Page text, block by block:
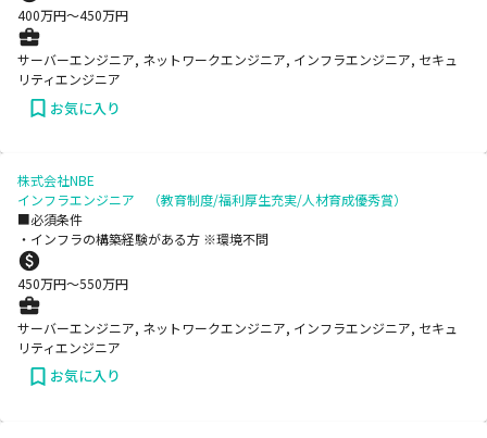
400万円〜450万円
サーバーエンジニア, ネットワークエンジニア, インフラエンジニア, セキュ
リティエンジニア
お気に入り
株式会社NBE
インフラエンジニア （教育制度/福利厚生充実/人材育成優秀賞）
■必須条件
・インフラの構築経験がある方 ※環境不問
450万円〜550万円
サーバーエンジニア, ネットワークエンジニア, インフラエンジニア, セキュ
リティエンジニア
お気に入り